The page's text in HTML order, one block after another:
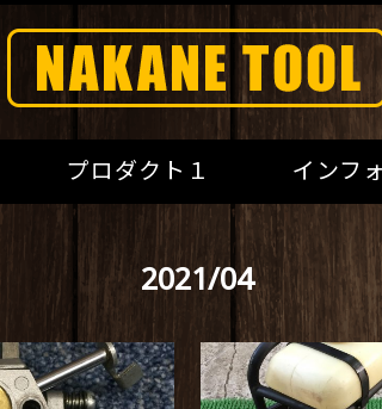
プロダクト１ インフ
2021/04